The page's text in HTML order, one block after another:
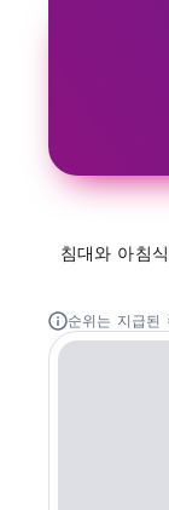
침대와 아침
순위는 지급된